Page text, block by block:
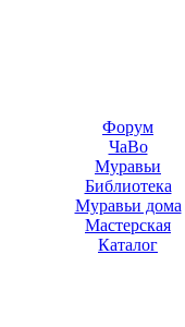
Форум
ЧаВо
Муравьи
Библиотека
Муравьи дома
Мастерская
Каталог